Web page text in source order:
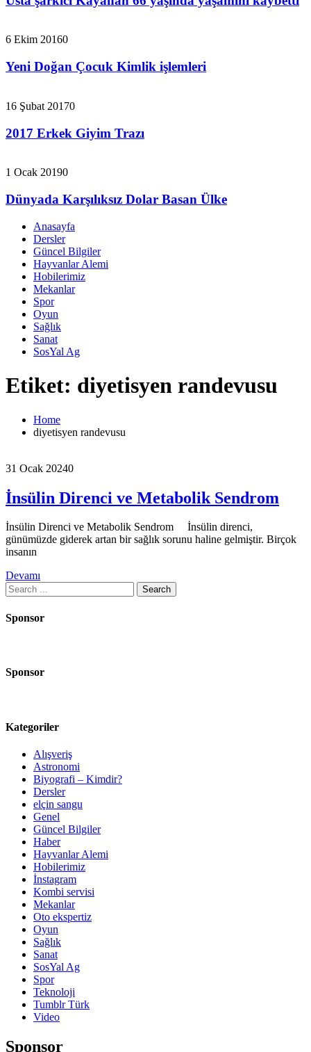
6 Ekim 20160
Yeni Doğan Çocuk Kimlik işlemleri
16 Şubat 20170
2017 Erkek Giyim Trazı
1 Ocak 20190
Dünyada Karşılıksız Dolar Basan Ülke
Anasayfa
Dersler
Güncel Bilgiler
Hayvanlar Alemi
Hobilerimiz
Mekanlar
Spor
Oyun
Sağlık
Sanat
SosYal Ag
Etiket: diyetisyen randevusu
Home
diyetisyen randevusu
31 Ocak 20240
İnsülin Direnci ve Metabolik Sendrom
İnsülin Direnci ve Metabolik Sendrom İnsülin direnci,
günümüzde giderek artan bir sağlık sorunu haline gelmiştir. Birçok
insanın
Devamı
Search
for:
Sponsor
Sponsor
Kategoriler
Alışveriş
Astronomi
Biyografi – Kimdir?
Dersler
elçin sangu
Genel
Güncel Bilgiler
Haber
Hayvanlar Alemi
Hobilerimiz
İnstagram
Kombi servisi
Mekanlar
Oto ekspertiz
Oyun
Sağlık
Sanat
SosYal Ag
Spor
Teknoloji
Tumblr Türk
Video
Sponsor